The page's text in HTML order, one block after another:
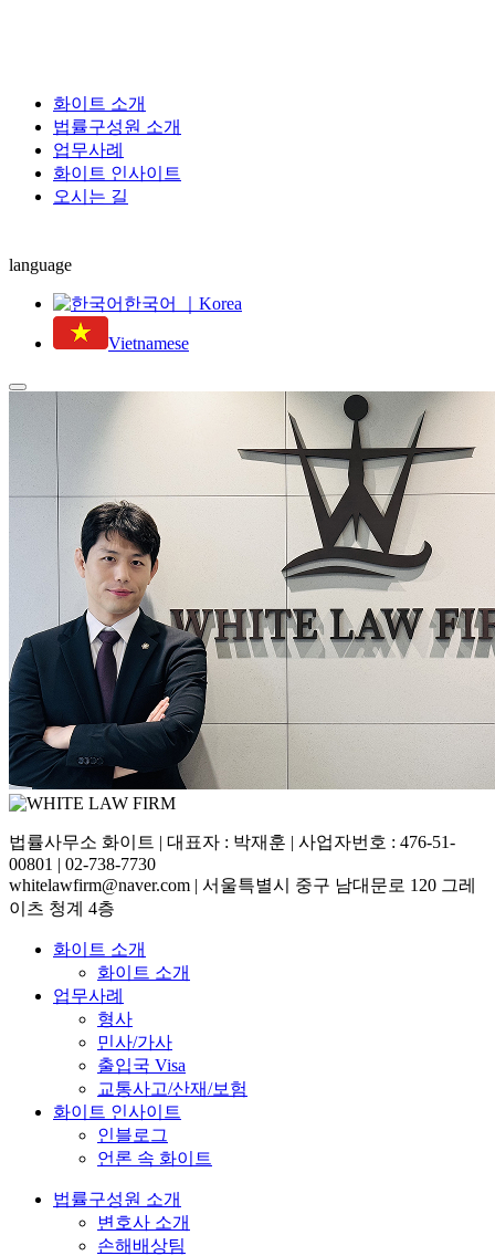
화이트 소개
법률구성원 소개
업무사례
화이트 인사이트
오시는 길
language
한국어 ｜Korea
Vietnamese
법률사무소 화이트 | 대표자 : 박재훈 | 사업자번호 : 476-51-
00801 | 02-738-7730
whitelawfirm@naver.com | 서울특별시 중구 남대문로 120 그레
이츠 청계 4층
화이트 소개
화이트 소개
업무사례
형사
민사/가사
출입국 Visa
교통사고/산재/보험
화이트 인사이트
인블로그
언론 속 화이트
법률구성원 소개
변호사 소개
손해배상팀